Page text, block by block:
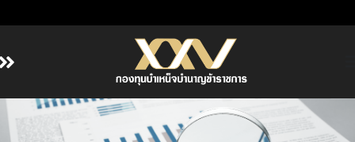
หน้าหลัก
เกี่ยวกับ กบข.